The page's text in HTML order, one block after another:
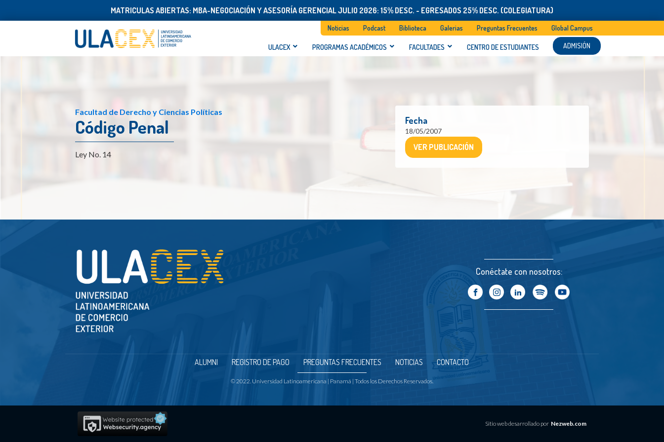
MATRICULAS ABIERTAS: MBA-NEGOCIACIÓN Y ASESORÍA GERENCIAL JULIO 2026: 15% DESC. - EGRESADOS 25% DESC. (COLEGIATURA)
Noticias Podcast Biblioteca Galerias Preguntas Frecuentes Global Campus
ULACEX PROGRAMAS ACADÉMICOS FACULTADES CENTRO DE ESTUDIANTES ADMISIÓN
Facultad de Derecho y Ciencias Políticas
Código Penal
Ley No. 14
Fecha
18/05/2007
VER PUBLICACIÓN
Conéctate con nosotros:
ALUMNI REGISTRO DE PAGO PREGUNTAS FRECUENTES NOTICIAS CONTACTO
© 2022. Universidad Latinoamericana | Panamá | Todos los Derechos Reservados.
Sitio web desarrollado por Nezweb.com